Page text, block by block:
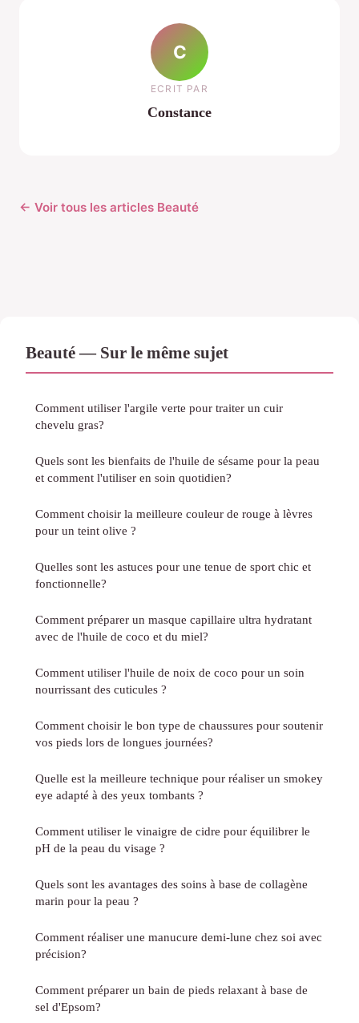
C
ECRIT PAR
Constance
← Voir tous les articles Beauté
Beauté — Sur le même sujet
Comment utiliser l'argile verte pour traiter un cuir
chevelu gras?
Quels sont les bienfaits de l'huile de sésame pour la peau
et comment l'utiliser en soin quotidien?
Comment choisir la meilleure couleur de rouge à lèvres
pour un teint olive ?
Quelles sont les astuces pour une tenue de sport chic et
fonctionnelle?
Comment préparer un masque capillaire ultra hydratant
avec de l'huile de coco et du miel?
Comment utiliser l'huile de noix de coco pour un soin
nourrissant des cuticules ?
Comment choisir le bon type de chaussures pour soutenir
vos pieds lors de longues journées?
Quelle est la meilleure technique pour réaliser un smokey
eye adapté à des yeux tombants ?
Comment utiliser le vinaigre de cidre pour équilibrer le
pH de la peau du visage ?
Quels sont les avantages des soins à base de collagène
marin pour la peau ?
Comment réaliser une manucure demi-lune chez soi avec
précision?
Comment préparer un bain de pieds relaxant à base de
sel d'Epsom?